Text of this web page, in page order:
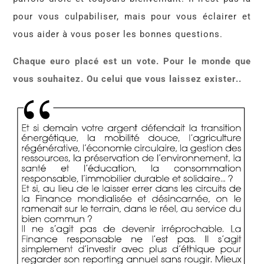
pour vous culpabiliser, mais pour vous éclairer et
vous aider à vous poser les bonnes questions.
Chaque euro placé est un vote. Pour le monde que
vous souhaitez. Ou celui que vous laissez exister..